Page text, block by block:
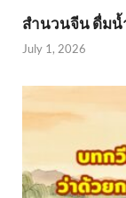
สำนวนจีน ดื่มน้
July 1, 2026